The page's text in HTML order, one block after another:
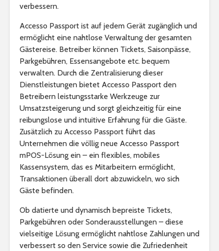
verbessern.
Accesso Passport ist auf jedem Gerät zugänglich und
ermöglicht eine nahtlose Verwaltung der gesamten
Gästereise. Betreiber können Tickets, Saisonpässe,
Parkgebühren, Essensangebote etc. bequem
verwalten. Durch die Zentralisierung dieser
Dienstleistungen bietet Accesso Passport den
Betreibern leistungsstarke Werkzeuge zur
Umsatzsteigerung und sorgt gleichzeitig für eine
reibungslose und intuitive Erfahrung für die Gäste.
Zusätzlich zu Accesso Passport führt das
Unternehmen die völlig neue Accesso Passport
mPOS-Lösung ein – ein flexibles, mobiles
Kassensystem, das es Mitarbeitern ermöglicht,
Transaktionen überall dort abzuwickeln, wo sich
Gäste befinden.
Ob datierte und dynamisch bepreiste Tickets,
Parkgebühren oder Sonderausstellungen – diese
vielseitige Lösung ermöglicht nahtlose Zahlungen und
verbessert so den Service sowie die Zufriedenheit